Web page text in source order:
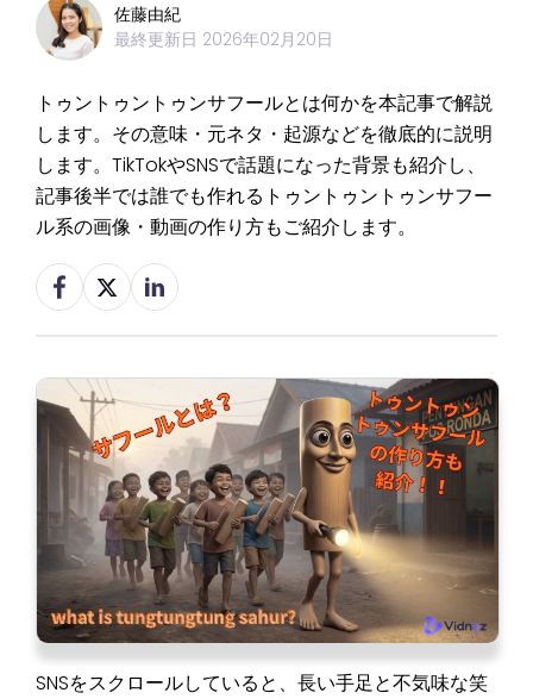
佐藤由紀
最終更新日 2026年02月20日
トゥントゥントゥンサフールとは何かを本記事で解説
します。その意味・元ネタ・起源などを徹底的に説明
します。TikTokやSNSで話題になった背景も紹介し、
記事後半では誰でも作れるトゥントゥントゥンサフー
ル系の画像・動画の作り方もご紹介します。
SNSをスクロールしていると、長い手足と不気味な笑